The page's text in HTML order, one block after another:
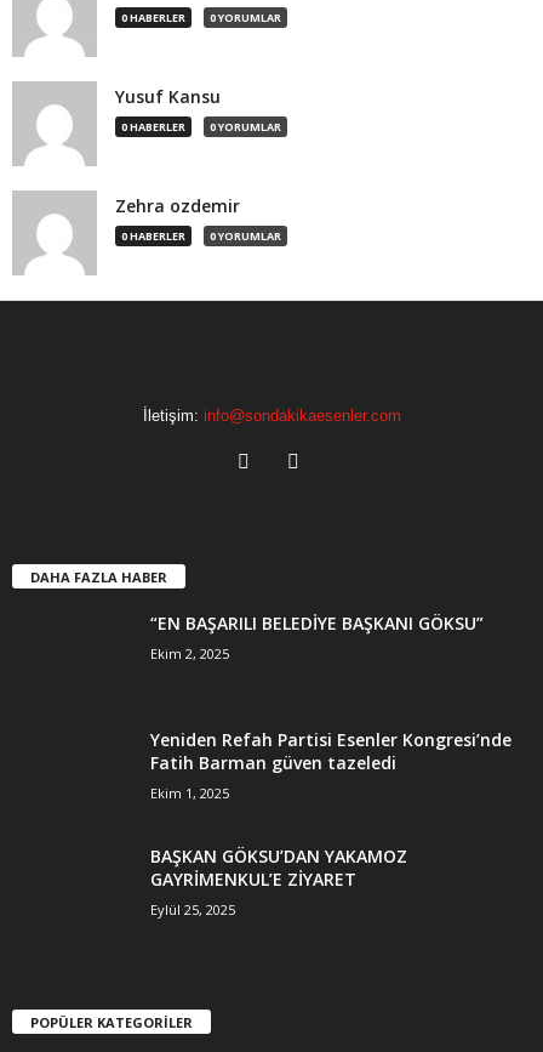
0 HABERLER 0 YORUMLAR
Yusuf Kansu
0 HABERLER 0 YORUMLAR
Zehra ozdemir
0 HABERLER 0 YORUMLAR
İletişim: info@sondakikaesenler.com
DAHA FAZLA HABER
“EN BAŞARILI BELEDİYE BAŞKANI GÖKSU”
Ekim 2, 2025
Yeniden Refah Partisi Esenler Kongresi’nde
Fatih Barman güven tazeledi
Ekim 1, 2025
BAŞKAN GÖKSU’DAN YAKAMOZ
GAYRİMENKUL’E ZİYARET
Eylül 25, 2025
POPÜLER KATEGORİLER